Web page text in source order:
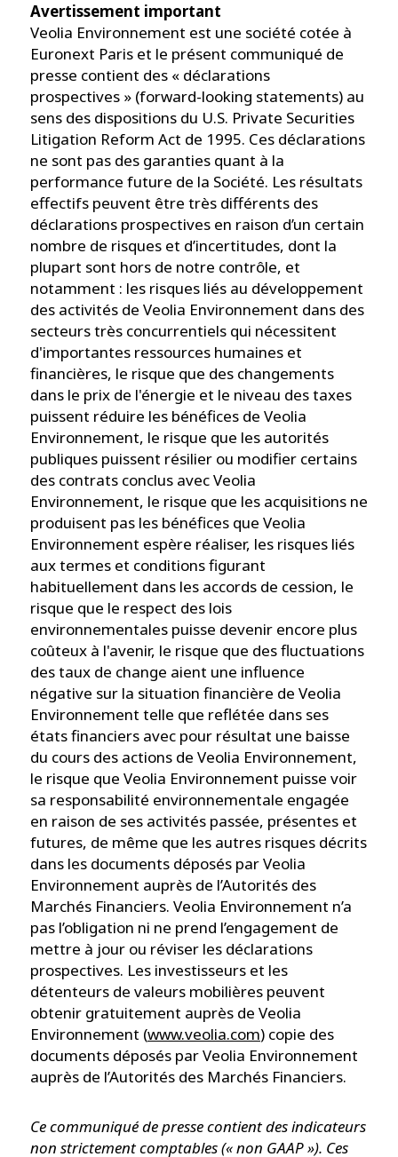
Avertissement important
Veolia Environnement est une société cotée à
Euronext Paris et le présent communiqué de
presse contient des « déclarations
prospectives » (forward-looking statements) au
sens des dispositions du U.S. Private Securities
Litigation Reform Act de 1995. Ces déclarations
ne sont pas des garanties quant à la
performance future de la Société. Les résultats
effectifs peuvent être très différents des
déclarations prospectives en raison d’un certain
nombre de risques et d’incertitudes, dont la
plupart sont hors de notre contrôle, et
notamment : les risques liés au développement
des activités de Veolia Environnement dans des
secteurs très concurrentiels qui nécessitent
d'importantes ressources humaines et
financières, le risque que des changements
dans le prix de l'énergie et le niveau des taxes
puissent réduire les bénéfices de Veolia
Environnement, le risque que les autorités
publiques puissent résilier ou modifier certains
des contrats conclus avec Veolia
Environnement, le risque que les acquisitions ne
produisent pas les bénéfices que Veolia
Environnement espère réaliser, les risques liés
aux termes et conditions figurant
habituellement dans les accords de cession, le
risque que le respect des lois
environnementales puisse devenir encore plus
coûteux à l'avenir, le risque que des fluctuations
des taux de change aient une influence
négative sur la situation financière de Veolia
Environnement telle que reflétée dans ses
états financiers avec pour résultat une baisse
du cours des actions de Veolia Environnement,
le risque que Veolia Environnement puisse voir
sa responsabilité environnementale engagée
en raison de ses activités passée, présentes et
futures, de même que les autres risques décrits
dans les documents déposés par Veolia
Environnement auprès de l’Autorités des
Marchés Financiers. Veolia Environnement n’a
pas l’obligation ni ne prend l’engagement de
mettre à jour ou réviser les déclarations
prospectives. Les investisseurs et les
détenteurs de valeurs mobilières peuvent
obtenir gratuitement auprès de Veolia
Environnement (www.veolia.com) copie des
documents déposés par Veolia Environnement
auprès de l’Autorités des Marchés Financiers.
Ce communiqué de presse contient des indicateurs
non strictement comptables (« non GAAP »). Ces